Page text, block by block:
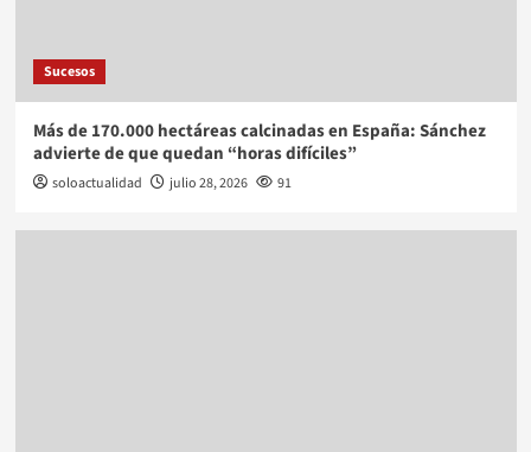
Sucesos
Más de 170.000 hectáreas calcinadas en España: Sánchez
advierte de que quedan “horas difíciles”
soloactualidad julio 28, 2026 91